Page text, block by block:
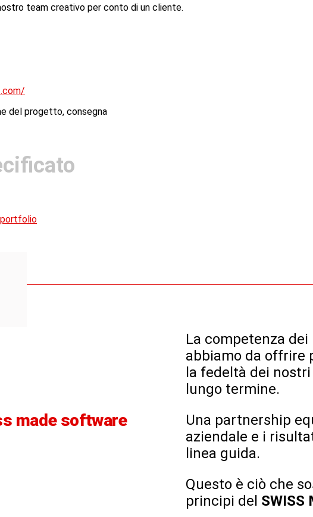
team creativo per conto di un cliente.
del progetto, consegna
portfolio
made software
La competenza
abbiamo da offrire
la fedeltà dei
lungo termine.
Una partnership
aziendale e i
linea guida.
Questo è ciò che
principi del SWISS